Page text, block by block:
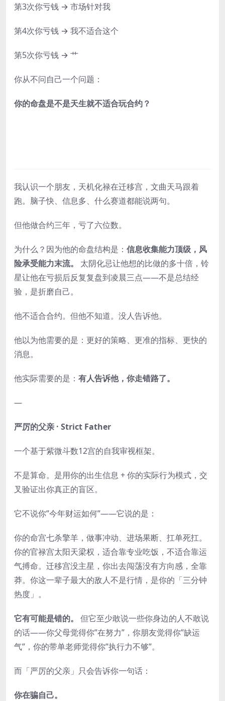
第3次你亏钱 → 市场针对我
第4次你亏钱 → 我不适合这个
第5次你亏钱 → 艹
你从不问自己一个问题：
你的命盘是不是天生就不适合玩合约？
我认识一个朋友，天机化禄在迁移宫，文曲天马跟着
跑。脑子快、信息多、什么赛道都能说两句。
但他做合约三年，亏了六位数。
为什么？因为他的命盘结构是： 信息收集能力顶级，风
险承受能力末流。
太阴化忌让他想的比做的多十倍，铃
星让他在亏损后反复复盘到凌晨三点——不是总结经
验，是折磨自己。
他不适合合约。但他不知道。没人告诉他。
他以为他需要的是：更好的策略、更准的指标、更快的
消息。
他实际需要的是： 有人告诉他，你走错路了。
—
严厉的父亲 · Strict Father
一个基于紫微斗数12宫的自我审视框架。
不是算命。是用你的出生信息 + 你的实际行为模式，交
叉验证出你真正的盲区。
它不说你”今年财运如何”——它说的是：
你的命宫七杀擎羊，做事冲动、进场果断、扛单死扛。
你的官禄宫太阳天梁权，适合靠专业吃饭，不适合靠运
气搏命。迁移宫没主星，你出去闯荡没有方向感，全靠
莽。你这一辈子最大的敌人不是行情，是你的「三分钟
热度」。
它有可能是错的。
但它至少敢说一些你身边的人不敢说
的话——你父母觉得你”在努力”，你朋友觉得你”缺运
气”，你的带单老师觉得你”执行力不够”。
而「严厉的父亲」只会告诉你一句话：
你在骗自己。